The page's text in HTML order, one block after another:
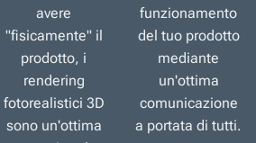
avere
"fisicamente" il
prodotto, i
rendering
fotorealistici 3D
sono un'ottima
funzionamento
del tuo prodotto
mediante
un'ottima
comunicazione
a portata di tutti.